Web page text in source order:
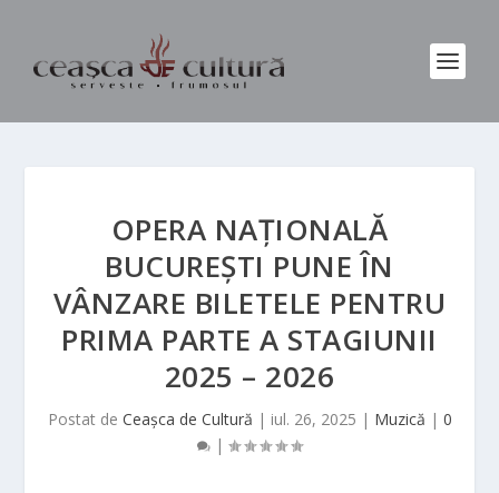
OPERA NAȚIONALĂ
BUCUREȘTI PUNE ÎN
VÂNZARE BILETELE PENTRU
PRIMA PARTE A STAGIUNII
2025 – 2026
Postat de Ceașca de Cultură | iul. 26, 2025 | Muzică | 0
|